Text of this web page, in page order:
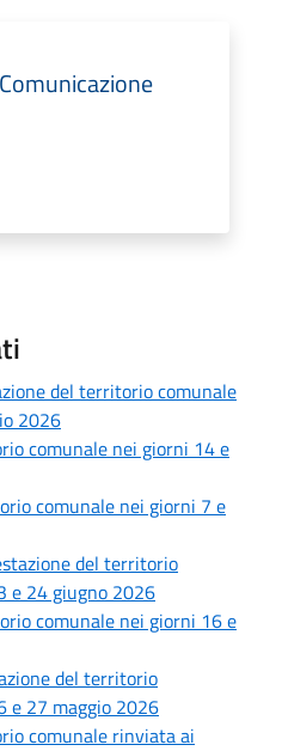
del territorio comunale
2026
comunale nei giorni 14 e
comunale nei giorni 7 e
del territorio
e 24 giugno 2026
comunale nei giorni 16 e
del territorio
e 27 maggio 2026
comunale rinviata ai